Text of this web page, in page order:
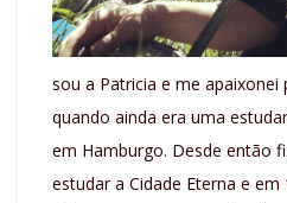
sou a Patricia e me apaixonei
quando ainda era uma
em Hamburgo. Desde então
estudar a Cidade Eterna e